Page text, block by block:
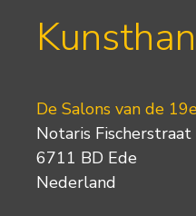
De Salons van de
Notaris Fischerstraat
6711 BD Ede
Nederland